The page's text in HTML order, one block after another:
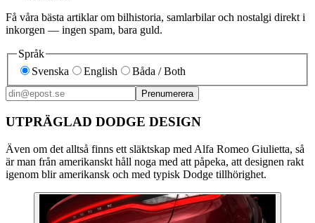
Få våra bästa artiklar om bilhistoria, samlarbilar och nostalgi direkt i
inkorgen — ingen spam, bara guld.
Språk
Svenska
English Båda / Both
Prenumerera
UTPRÄGLAD DODGE DESIGN
Även om det alltså finns ett släktskap med Alfa Romeo Giulietta, så
är man från amerikanskt håll noga med att påpeka, att designen rakt
igenom blir amerikansk och med typisk Dodge tillhörighet.